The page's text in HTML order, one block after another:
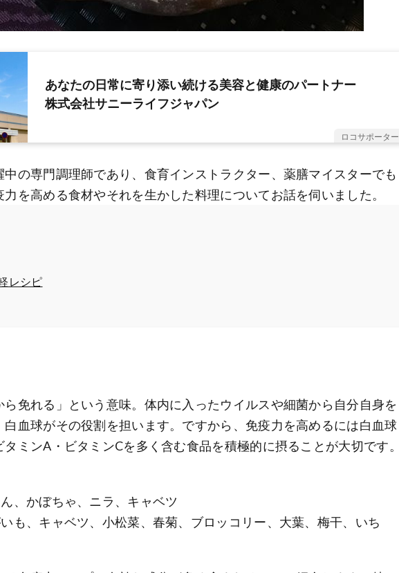
あなたの日常に寄り添い続ける美容と健康のパートナー
株式会社サニーライフジャパン
ロコサポーター
の専門調理師であり、食育インストラクター、薬膳マイスターでも
を高める食材やそれを生かした料理についてお話を伺いました。
レシピ
免れる」という意味。体内に入ったウイルスや細菌から自分自身を
血球がその役割を担います。ですから、免疫力を高めるには白血球
ミンA・ビタミンCを多く含む食品を積極的に摂ることが大切です。
、かぼちゃ、ニラ、キャベツ
も、キャベツ、小松菜、春菊、ブロッコリー、大葉、梅干、いち